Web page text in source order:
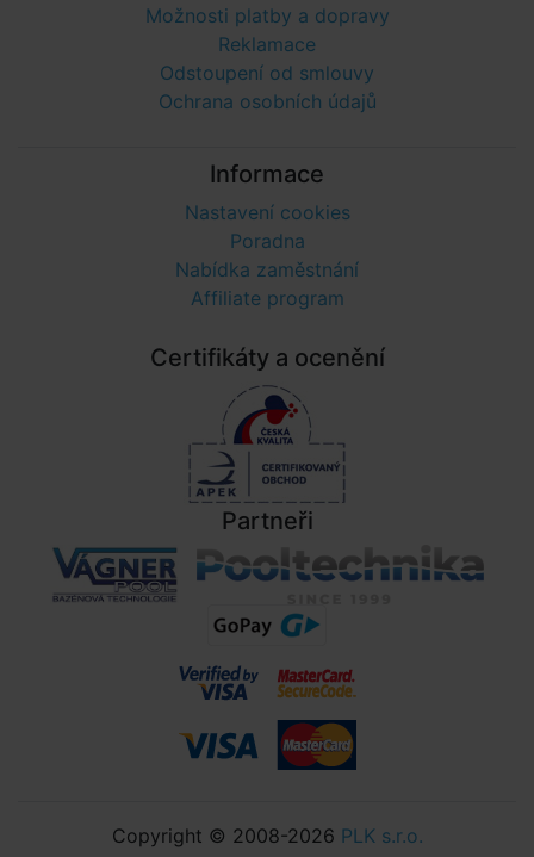
Možnosti platby a dopravy
Reklamace
Odstoupení od smlouvy
Ochrana osobních údajů
Informace
Nastavení cookies
Poradna
Nabídka zaměstnání
Affiliate program
Certifikáty a ocenění
Partneři
Copyright © 2008-2026 PLK s.r.o.